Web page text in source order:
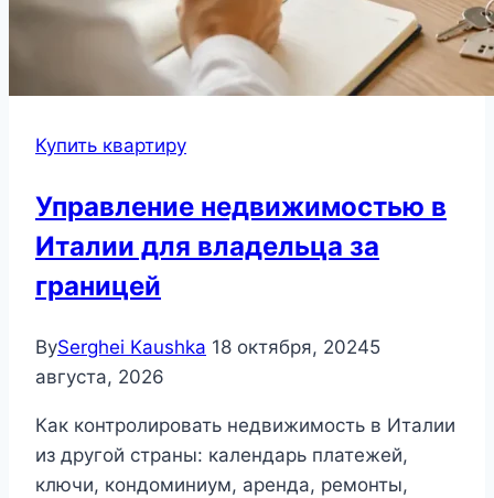
Купить квартиру
Управление недвижимостью в
Италии для владельца за
границей
BySerghei Kaushka 18 октября, 20245
августа, 2026
Как контролировать недвижимость в Италии
из другой страны: календарь платежей,
ключи, кондоминиум, аренда, ремонты,